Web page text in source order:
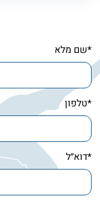
*שם מלא
*טלפון
*דוא״ל